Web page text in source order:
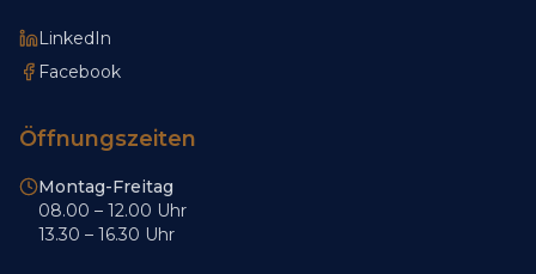
LinkedIn
Facebook
Öffnungszeiten
Montag-Freitag
08.00 – 12.00 Uhr
13.30 – 16.30 Uhr